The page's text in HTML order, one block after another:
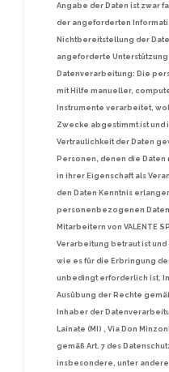
Angabe der Daten ist zwar
der angeforderten
Nichtbereitstellung der
angeforderte Unterstützung
Datenverarbeitung: Die
mit Hilfe manueller,
Instrumente verarbeitet,
Zwecke abgestimmt ist und
Vertraulichkeit der Daten
Personen, denen die
in ihrer Eigenschaft als
den Daten Kenntnis
personenbezogenen
Mitarbeitern von VALENTE
Verarbeitung betraut ist
wie es für die Erbringung
unbedingt erforderlich ist.
Ausübung der Rechte
Inhaber der
Lainate (MI) , Via Don
gemäß Art. 7 des
insbesondere, unter